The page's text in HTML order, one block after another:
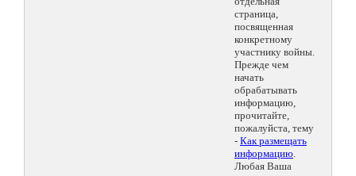
страница,
посвященная
конкретному
участнику войны.
Прежде чем
начать
обрабатывать
информацию,
прочитайте,
пожалуйста, тему
- Как размещать
информацию.
Любая Ваша